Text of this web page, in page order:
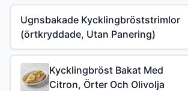
Ugnsbakade Kycklingbröststrimlor
(örtkryddade, Utan Panering)
Kycklingbröst Bakat Med
Citron, Örter Och Olivolja